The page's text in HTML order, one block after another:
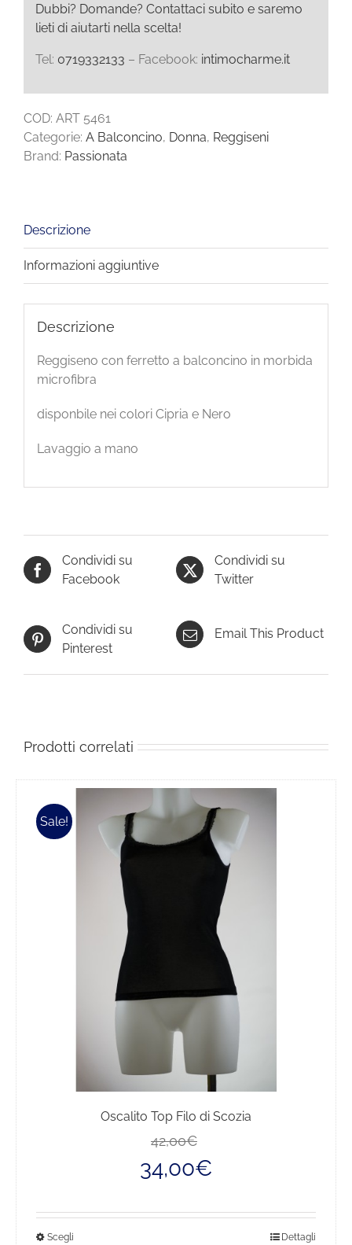
Dubbi? Domande? Contattaci subito e saremo
lieti di aiutarti nella scelta!
Tel: 0719332133 – Facebook: intimocharme.it
COD: ART 5461
Categorie: A Balconcino, Donna, Reggiseni
Brand: Passionata
Descrizione
Informazioni aggiuntive
Descrizione
Reggiseno con ferretto a balconcino in morbida
microfibra
disponbile nei colori Cipria e Nero
Lavaggio a mano
Condividi su
Facebook
Condividi su
Twitter
Condividi su
Pinterest
Email This Product
Prodotti correlati
Sale!
Oscalito Top Filo di Scozia
42,00€
34,00€
Scegli Dettagli